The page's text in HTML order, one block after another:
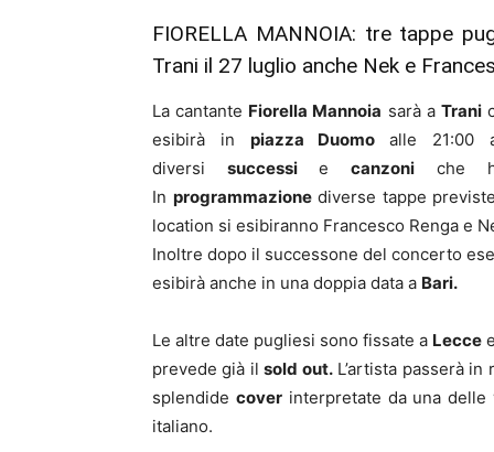
FIORELLA MANNOIA: tre tappe
Trani il 27 luglio anche Nek e
La cantante Fiorella Mannoia sarà a Trani
esibirà in piazza Duomoalle 21:00
diversi successiecanzoni che
In programmazionediverse tappe
location si esibiranno Francesco Renga e
Inoltre dopo il successone del concerto
esibirà anche in una doppia data a Bari.
Le altre date pugliesi sono fissate a Lecce e
prevede già ilsold out.L’artista passerà in
splendide coverinterpretate da una delle
italiano.